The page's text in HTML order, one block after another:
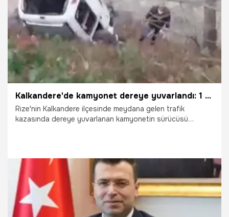
Kalkandere'de kamyonet dereye yuvarlandı: 1 ölü, 1 yaralı
Rize'nin Kalkandere ilçesinde meydana gelen trafik
kazasında dereye yuvarlanan kamyonetin sürücüsü
4.02.2026 Gündem